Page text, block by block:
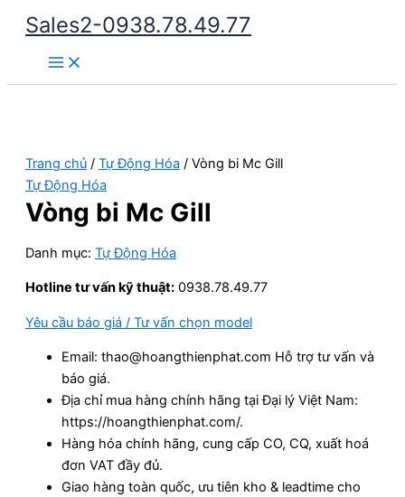
Nhảy
dung
Sales2-0938.78.49.77
Main
Menu
Trang chủ / Tự Động Hóa / Vòng bi Mc Gill
Tự Động Hóa
Vòng bi Mc Gill
Danh mục: Tự Động Hóa
Hotline tư vấn kỹ thuật: 0938.78.49.77
Yêu cầu báo giá / Tư vấn chọn model
Email: thao@hoangthienphat.com Hỗ trợ tư vấn và
báo giá.
Địa chỉ mua hàng chính hãng tại Đại lý Việt Nam:
https://hoangthienphat.com/.
Hàng hóa chính hãng, cung cấp CO, CQ, xuất hoá
đơn VAT đầy đủ.
Giao hàng toàn quốc, ưu tiên kho & leadtime cho